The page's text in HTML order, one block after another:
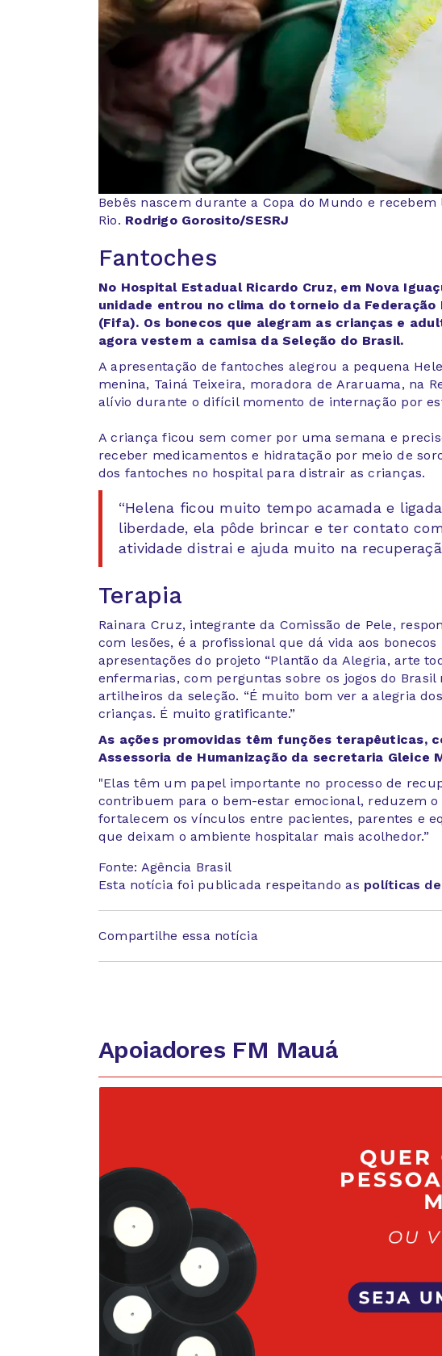
Bebês nascem durante a Copa do Mundo e
Rio. Rodrigo Gorosito/SESRJ
Fantoches
No Hospital Estadual Ricardo Cruz, em Nova
unidade entrou no clima do torneio da
(Fifa). Os bonecos que alegram as crianças e
agora vestem a camisa da Seleção do Brasil.
A apresentação de fantoches alegrou a pequena
menina, Tainá Teixeira, moradora de Araruama, na
alívio durante o difícil momento de internação por
A criança ficou sem comer por uma semana e
receber medicamentos e hidratação por meio de
dos fantoches no hospital para distrair as crianças.
“Helena ficou muito tempo acamada e
liberdade, ela pôde brincar e ter contato
atividade distrai e ajuda muito na
Terapia
Rainara Cruz, integrante da Comissão de Pele,
com lesões, é a profissional que dá vida aos bonecos
apresentações do projeto “Plantão da Alegria, arte
enfermarias, com perguntas sobre os jogos do Brasil
artilheiros da seleção. “É muito bom ver a alegria
crianças. É muito gratificante.”
As ações promovidas têm funções terapêuticas,
Assessoria de Humanização da secretaria Gleice
"Elas têm um papel importante no processo de
contribuem para o bem-estar emocional, reduzem o
fortalecem os vínculos entre pacientes, parentes e
que deixam o ambiente hospitalar mais acolhedor.”
Fonte: Agência Brasil
Esta notícia foi publicada respeitando as políticas
Compartilhe essa notícia
Apoiadores FM Mauá